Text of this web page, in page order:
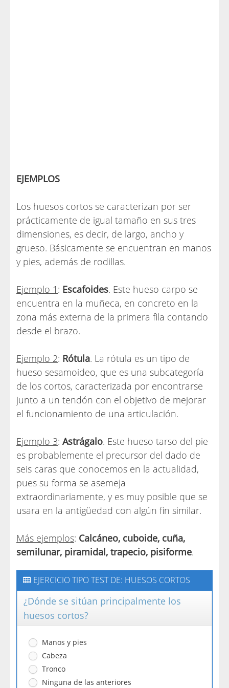
EJEMPLOS
Los huesos cortos se caracterizan por ser
prácticamente de igual tamaño en sus tres
dimensiones, es decir, de largo, ancho y
grueso. Básicamente se encuentran en manos
y pies, además de rodillas.
Ejemplo 1 : Escafoides. Este hueso carpo se
encuentra en la muñeca, en concreto en la
zona más externa de la primera fila contando
desde el brazo.
Ejemplo 2: Rótula. La rótula es un tipo de
hueso sesamoideo, que es una subcategoría
de los cortos, caracterizada por encontrarse
junto a un tendón con el objetivo de mejorar
el funcionamiento de una articulación.
Ejemplo 3: Astrágalo. Este hueso tarso del pie
es probablemente el precursor del dado de
seis caras que conocemos en la actualidad,
pues su forma se asemeja
extraordinariamente, y es muy posible que se
usara en la antigüedad con algún fin similar.
Más ejemplos: Calcáneo, cuboide, cuña,
semilunar, piramidal, trapecio, pisiforme.
EJERCICIO TIPO TEST DE: HUESOS CORTOS
¿Dónde se sitúan principalmente los
huesos cortos?
Manos y pies
Cabeza
Tronco
Ninguna de las anteriores